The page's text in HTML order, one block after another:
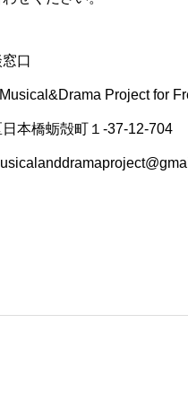
口
Project for
本橋蛎殻町１-37-12-704